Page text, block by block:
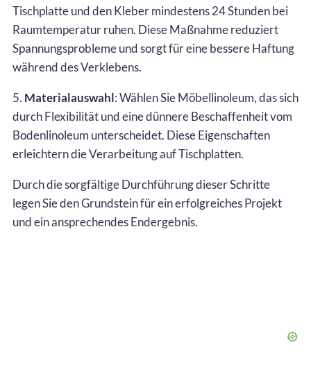
Tischplatte und den Kleber mindestens 24 Stunden bei
Raumtemperatur ruhen. Diese Maßnahme reduziert
Spannungsprobleme und sorgt für eine bessere Haftung
während des Verklebens.
5. Materialauswahl: Wählen Sie Möbellinoleum, das sich
durch Flexibilität und eine dünnere Beschaffenheit vom
Bodenlinoleum unterscheidet. Diese Eigenschaften
erleichtern die Verarbeitung auf Tischplatten.
Durch die sorgfältige Durchführung dieser Schritte
legen Sie den Grundstein für ein erfolgreiches Projekt
und ein ansprechendes Endergebnis.